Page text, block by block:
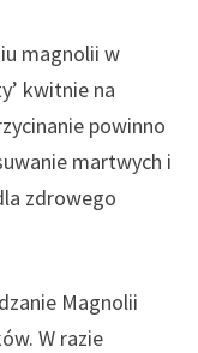
magnolii w
kwitnie na
powinno
martwych i
zdrowego
Magnolii
W razie